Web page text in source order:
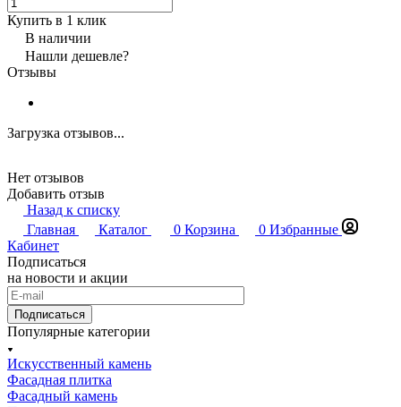
Купить в 1 клик
В наличии
Нашли дешевле?
Отзывы
Загрузка отзывов...
Нет отзывов
Добавить отзыв
Назад к списку
Главная
Каталог 0 Корзина 0 Избранные
Кабинет
Подписаться
на новости и акции
Подписаться
Популярные категории
Искусственный камень
Фасадная плитка
Фасадный камень